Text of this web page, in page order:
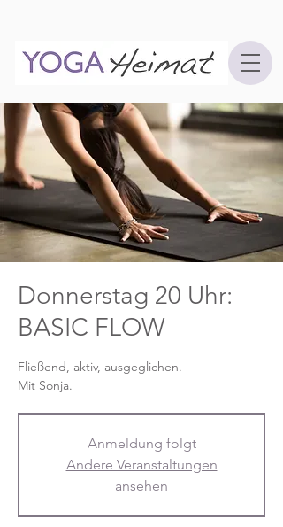
Donnerstag 20 Uhr:
BASIC FLOW
Fließend, aktiv, ausgeglichen.
Mit Sonja.
Anmeldung folgt
Andere Veranstaltungen
ansehen